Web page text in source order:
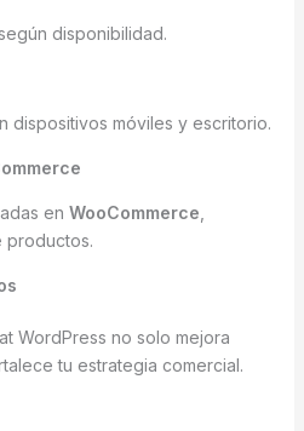
disponibilidad.
dispositivos móviles y escritorio.
en WooCommerce
productos.
WordPress no solo mejora
tu estrategia comercial.